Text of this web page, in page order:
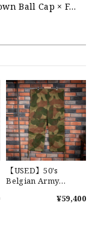
【Exclusive】Cooperstown Ball Cap × FAR EAST SIGNAL "NSN / NY" NAVY×WHITE Made in USA 別注 新品 クーパーズタウンボールキャップ 6パネル 紺
使わせて頂きま
、他とかぶらない
にしてます
【Cooperstown Ball Cap】Made in USA Baseball Cap "1952 BIRMINGHAM BLACK BARONS" 新品 クーパーズタウンボールキャップ バーミングハムブラックバロンズ 6パネル
【USED】50's
Belgian Army
¥59,400